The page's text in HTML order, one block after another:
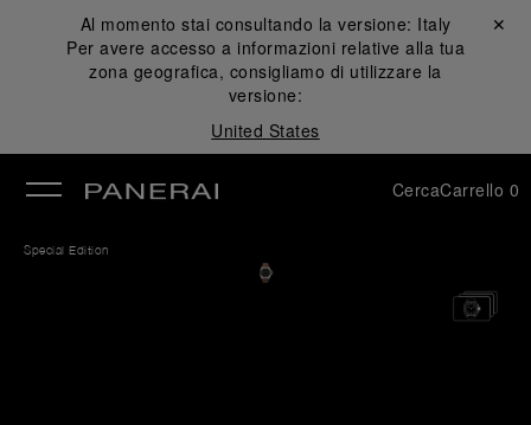
Al momento stai consultando la versione: Italy
Per avere accesso a informazioni relative alla tua
zona geografica, consigliamo di utilizzare la
versione:
United States
Chiudi ✕
CercaCarrello 0
Special Edition